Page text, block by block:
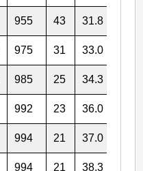
955 43 31.8
975 31 33.0
985 25 34.3
992 23 36.0
994 21 37.0
994 21 38.3